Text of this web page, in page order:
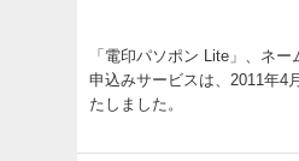
「電印パソポン Lite」、ネー
申込みサービスは、2011年4
たしました。